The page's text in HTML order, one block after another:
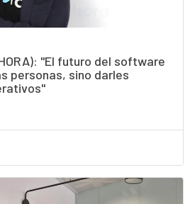
"El futuro del software
personas, sino darles